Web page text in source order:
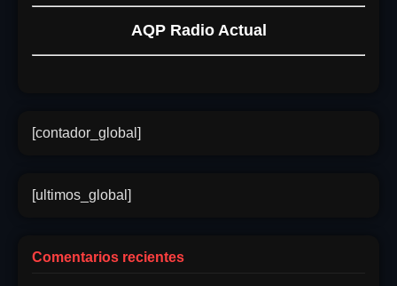
AQP Radio Actual
[contador_global]
[ultimos_global]
Comentarios recientes